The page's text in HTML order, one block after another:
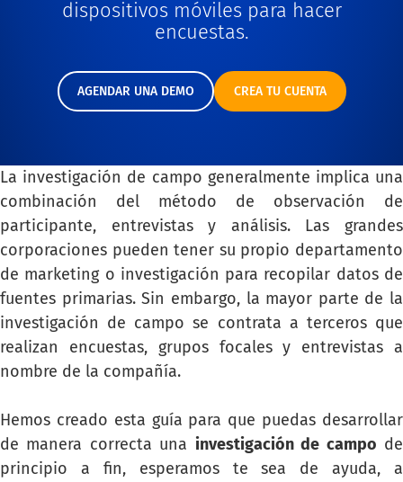
dispositivos móviles para hacer
encuestas.
AGENDAR UNA DEMO CREA TU CUENTA
La investigación de campo generalmente implica una
combinación del método de observación de
participante, entrevistas y análisis. Las grandes
corporaciones pueden tener su propio departamento
de marketing o investigación para recopilar datos de
fuentes primarias. Sin embargo, la mayor parte de la
investigación de campo se contrata a terceros que
realizan encuestas, grupos focales y entrevistas a
nombre de la compañía.
Hemos creado esta guía para que puedas desarrollar
de manera correcta una investigación de campo de
principio a fin, esperamos te sea de ayuda, a